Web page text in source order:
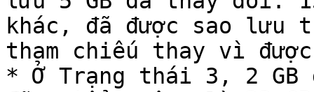
khác, đã được sao lưu
tham chiếu thay vì
* Ở Trạng thái 3, 2 GB